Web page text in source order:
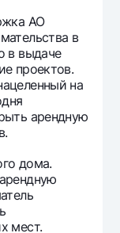
АО
в
в выдаче
проектов.
на
арендную
дома.
мест.